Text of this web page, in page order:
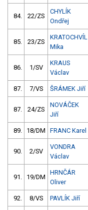
84. 22/ZS
CHYLÍK
Ondřej
85. 23/ZS
KRATOCHVÍL
Mika
86. 1/SV
KRAUS
Václav
87. 7/VS ŠRÁMEK Jiří
87. 24/ZS
NOVÁČEK
Jiří
89. 18/DM FRANC Karel
90. 2/SV
VONDRA
Václav
91. 19/DM
HRNČÁR
Oliver
92. 8/VS PAVLÍK Jiří